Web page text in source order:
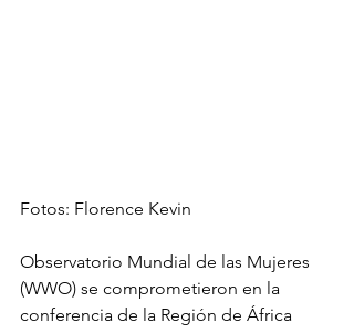
Fotos: Florence Kevin
Observatorio Mundial de las Mujeres
(WWO) se comprometieron en la
conferencia de la Región de África